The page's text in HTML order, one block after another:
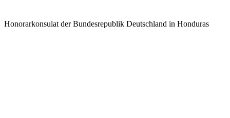
Honorarkonsulat der Bundesrepublik Deutschland in Honduras